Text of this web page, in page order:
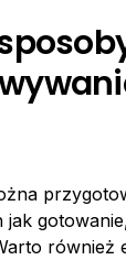
również